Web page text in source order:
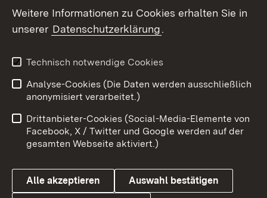
Social Wall
X / Twitter
Youtube
Benutzungshinweise
Barrierefreiheit
Datenschutz
Cookies
Weitere Informationen zu Cookies erhalten Sie in
unserer Datenschutzerklärung.
Technisch notwendige Cookies
Analyse-Cookies (Die Daten werden ausschließlich
anonymisiert verarbeitet.)
Drittanbieter-Cookies (Social-Media-Elemente von
Facebook, X / Twitter und Google werden auf der
gesamten Webseite aktiviert.)
Alle akzeptieren Auswahl bestätigen